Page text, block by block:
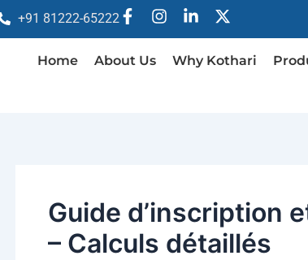
+91 81222-65222 F
e
I
L
k
X
w
Home About Us Why Kothari
Guide d’inscription
– Calculs détaillés
Post